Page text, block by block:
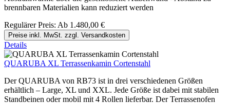
brennbaren Materialien kann reduziert werden
Regulärer Preis: Ab 1.480,00 €
Preise inkl. MwSt. zzgl. Versandkosten
Details
QUARUBA XL Terrassenkamin Cortenstahl
Der QUARUBA von RB73 ist in drei verschiedenen Größen
erhältlich – Large, XL und XXL. Jede Größe ist dabei mit stabilen
Standbeinen oder mobil mit 4 Rollen lieferbar. Der Terrassenofen